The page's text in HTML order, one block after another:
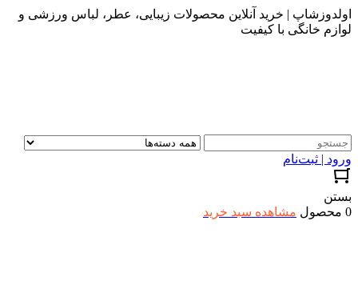
اولدوزشاپ | خرید آنلاین محصولات زیبایی، عطر، لباس ورزشی و
لوازم خانگی با کیفیت
ورود | ثبت‌نام
بستن
0 محصول
مشاهده سبد خرید